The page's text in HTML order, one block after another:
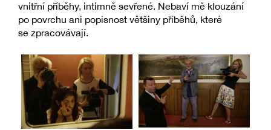
vnitřní příběhy, intimně sevřené. Nebaví mě klouzání
po povrchu ani popisnost většiny příběhů, které
se zpracovávají.